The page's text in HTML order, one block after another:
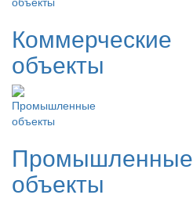
Коммерческие
объекты
Промышленные
объекты